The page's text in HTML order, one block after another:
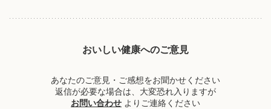
おいしい健康へのご意見
あなたのご意見・ご感想をお聞かせください
返信が必要な場合は、大変恐れ入りますが
お問い合わせ よりご連絡ください